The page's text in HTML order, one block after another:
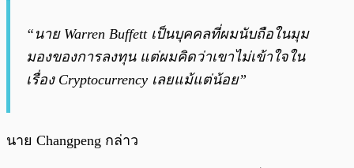
“นาย Warren Buffett เป็นบุคคลที่ผมนับถือในมุม
มองของการลงทุน แต่ผมคิดว่าเขาไม่เข้าใจใน
เรื่อง Cryptocurrency เลยแม้แต่น้อย”
นาย Changpeng กล่าว